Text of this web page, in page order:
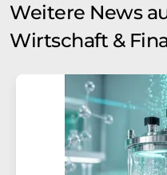
Weitere News
Wirtschaft &